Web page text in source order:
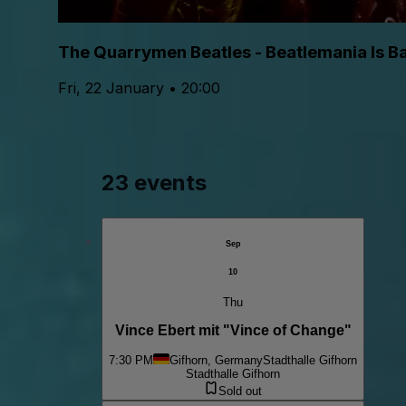
The Quarrymen Beatles - Beatlemania Is
Fri, 22 January • 20:00
23 events
Sep
10
Thu
Vince Ebert mit "Vince of Change"
7:30 PM Gifhorn, GermanyStadthalle Gifhorn
Stadthalle Gifhorn
Sold out